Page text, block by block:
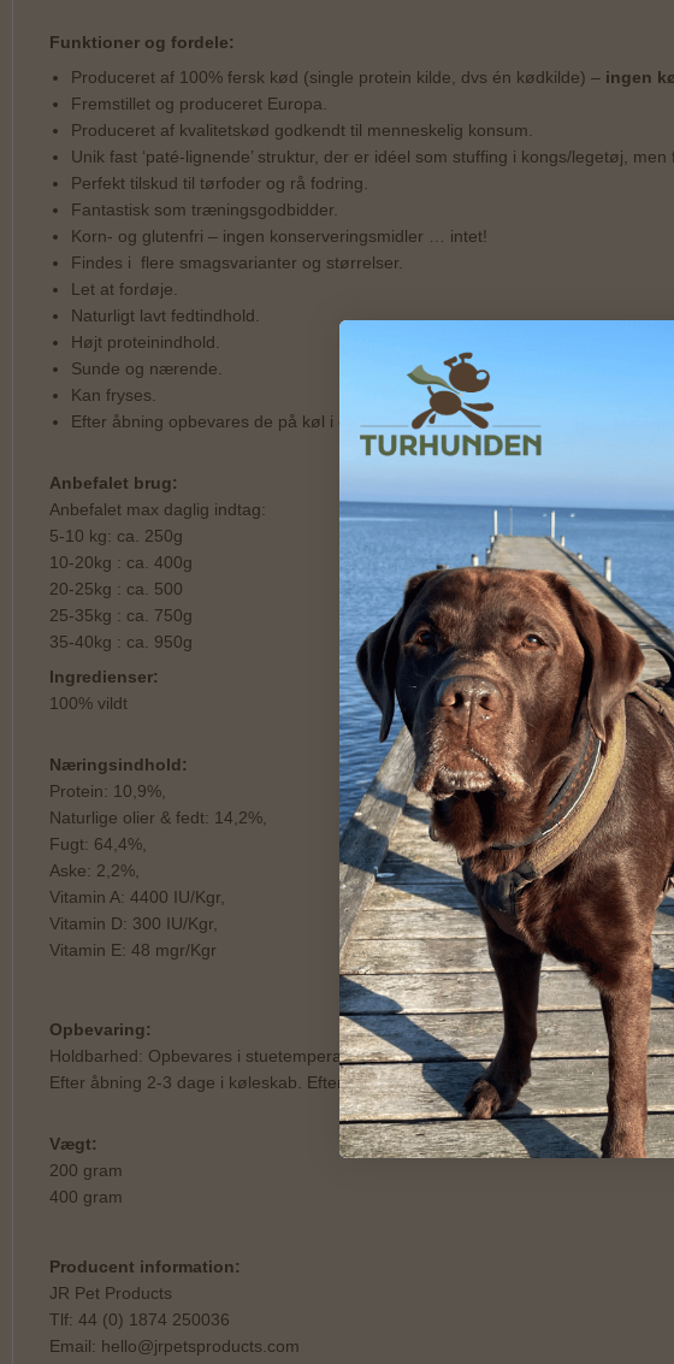
Funktioner og fordele:
Produceret af 100% fersk kød (single protein kilde, dvs én kødkilde) – ingen
Fremstillet og produceret Europa.
Produceret af kvalitetskød godkendt til menneskelig konsum.
Unik fast ‘paté-lignende’ struktur, der er idéel som stuffing i kongs/legetøj,
Perfekt tilskud til tørfoder og rå fodring.
Fantastisk som træningsgodbidder.
Korn- og glutenfri – ingen konserveringsmidler … intet!
Findes i flere smagsvarianter og størrelser.
Let at fordøje.
Naturligt lavt fedtindhold.
Højt proteinindhold.
Sunde og nærende.
Kan fryses.
Efter åbning opbevares de på køl i op til 3 dage eller fryses.
Anbefalet brug:
Anbefalet max daglig indtag:
5-10 kg: ca. 250g
10-20kg : ca. 400g
20-25kg : ca. 500
25-35kg : ca. 750g
35-40kg : ca. 950g
Ingredienser:
100% vildt
Næringsindhold:
Protein: 10,9%,
Naturlige olier & fedt: 14,2%,
Fugt: 64,4%,
Aske: 2,2%,
Vitamin A: 4400 IU/Kgr,
Vitamin D: 300 IU/Kgr,
Vitamin E: 48 mgr/Kgr
Opbevaring:
Holdbarhed: Opbevares i stuetemperatur, lang holdbarhed (18 mdr. fra
Efter åbning 2-3 dage i køleskab. Efter åbning kan du skære pølsen op i tern og
Vægt:
200 gram
400 gram
Producent information:
JR Pet Products
Tlf: 44 (0) 1874 250036
Email: hello@jrpetsproducts.com